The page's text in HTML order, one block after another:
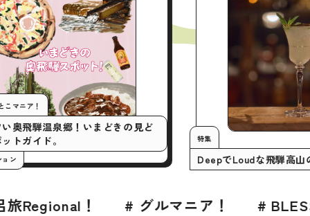
今月の行くとこマニア！
いまアツい奥飛騨温泉郷！いまどきの見ど
ころスポットガイド。
#プロモーション DeepでLoud
# グルマニア！ # BLESS 2026年7月号